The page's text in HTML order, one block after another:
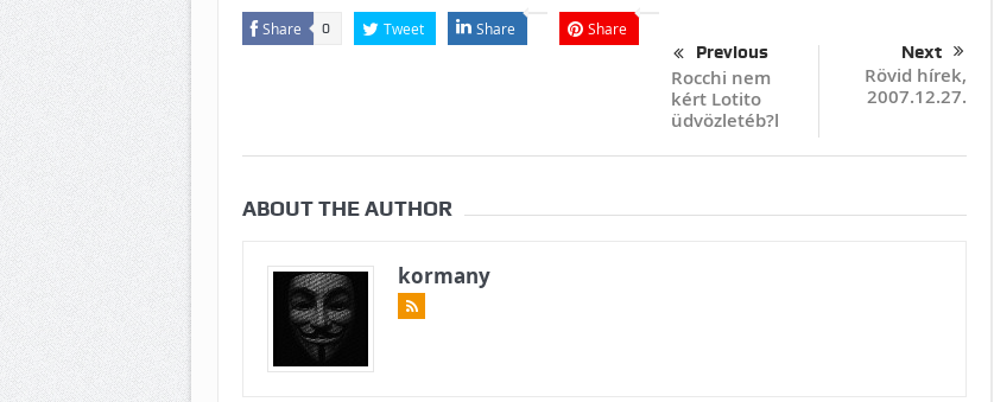
Share 0 Tweet Share Share
Previous
Rocchi nem
kért Lotito
üdvözletéb?l
Next
Rövid hírek,
2007.12.27.
ABOUT THE AUTHOR
kormany